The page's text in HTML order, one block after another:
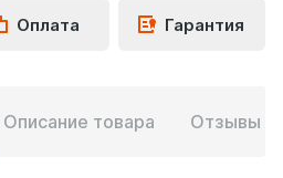
Оплата Гарантия
Описание товара Отзывы